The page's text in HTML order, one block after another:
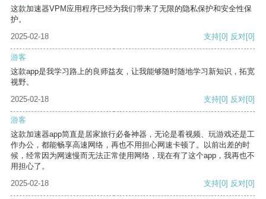
这款加速器VPM应用程序已经为我们带来了无限的隐私保护和安全性保
护。
2025-02-18
支持[0] 反对[0]
游客
这款app是我学习路上的良师益友，让我能够随时随地学习新知识，拓宽
视野。
2025-02-18
支持[0] 反对[0]
游客
这款加速器app简直是居家旅行必备神器，无论是看视频、玩游戏还是工
作办公，都能畅享高速网络，再也不用担心网速卡顿了。以前出差的时
候，经常因为网速慢而无法正常使用网络，现在有了这个app，我再也不
用担心了。
2025-02-18
支持[0] 反对[0]